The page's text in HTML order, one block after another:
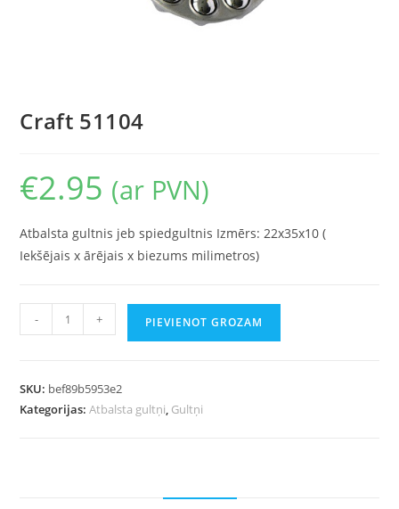
Craft 51104
€2.95 (ar PVN)
Atbalsta gultnis jeb spiedgultnis Izmērs: 22x35x10 (
Iekšējais x ārējais x biezums milimetros)
- + PIEVIENOT GROZAM
SKU: bef89b5953e2
Kategorijas:Atbalsta gultņi, Gultņi